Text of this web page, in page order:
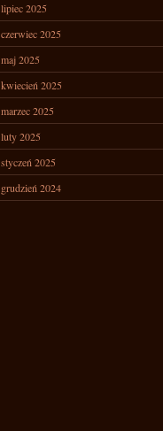
lipiec 2025
czerwiec 2025
maj 2025
kwiecień 2025
marzec 2025
luty 2025
styczeń 2025
grudzień 2024